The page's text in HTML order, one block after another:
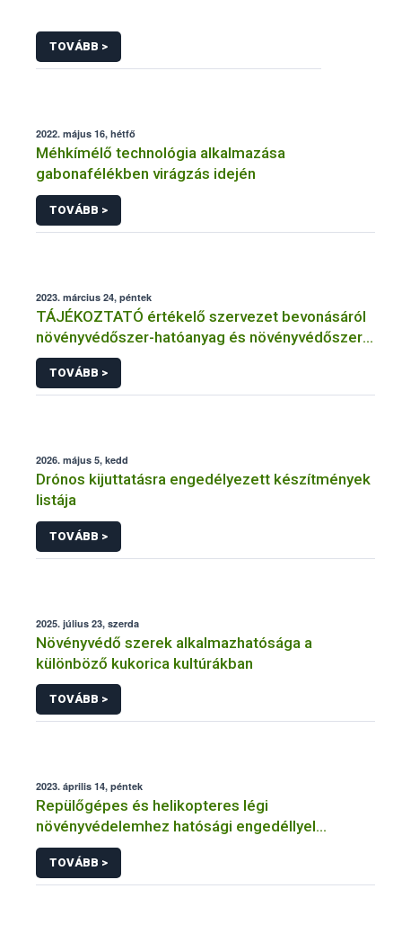
TOVÁBB >
2022. május 16, hétfő
Méhkímélő technológia alkalmazása
gabonafélékben virágzás idején
TOVÁBB >
2023. március 24, péntek
TÁJÉKOZTATÓ értékelő szervezet bevonásáról
növényvédőszer-hatóanyag és növényvédőszer
engedélyezésére, továbbá a meglévő engedély
meghosszabbítására vagy módosítására irányuló
eljárásba
TOVÁBB >
2026. május 5, kedd
Drónos kijuttatásra engedélyezett készítmények
listája
TOVÁBB >
2025. július 23, szerda
Növényvédő szerek alkalmazhatósága a
különböző kukorica kultúrákban
TOVÁBB >
2023. április 14, péntek
Repülőgépes és helikopteres légi
növényvédelemhez hatósági engedéllyel
rendelkező szervezetek
TOVÁBB >